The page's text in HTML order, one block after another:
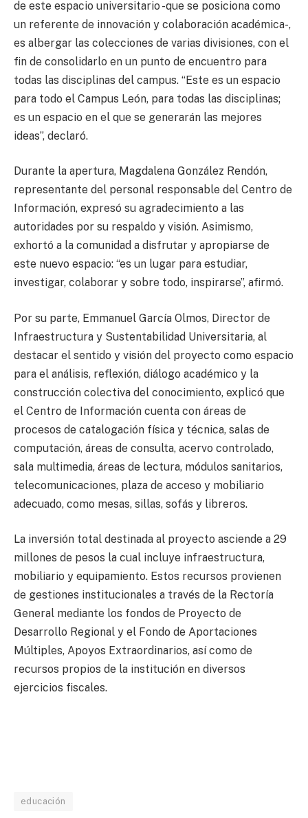
de este espacio universitario -que se posiciona como
un referente de innovación y colaboración académica-,
es albergar las colecciones de varias divisiones, con el
fin de consolidarlo en un punto de encuentro para
todas las disciplinas del campus. “Este es un espacio
para todo el Campus León, para todas las disciplinas;
es un espacio en el que se generarán las mejores
ideas”, declaró.
Durante la apertura, Magdalena González Rendón,
representante del personal responsable del Centro de
Información, expresó su agradecimiento a las
autoridades por su respaldo y visión. Asimismo,
exhortó a la comunidad a disfrutar y apropiarse de
este nuevo espacio: “es un lugar para estudiar,
investigar, colaborar y sobre todo, inspirarse”, afirmó.
Por su parte, Emmanuel García Olmos, Director de
Infraestructura y Sustentabilidad Universitaria, al
destacar el sentido y visión del proyecto como espacio
para el análisis, reflexión, diálogo académico y la
construcción colectiva del conocimiento, explicó que
el Centro de Información cuenta con áreas de
procesos de catalogación física y técnica, salas de
computación, áreas de consulta, acervo controlado,
sala multimedia, áreas de lectura, módulos sanitarios,
telecomunicaciones, plaza de acceso y mobiliario
adecuado, como mesas, sillas, sofás y libreros.
La inversión total destinada al proyecto asciende a 29
millones de pesos la cual incluye infraestructura,
mobiliario y equipamiento. Estos recursos provienen
de gestiones institucionales a través de la Rectoría
General mediante los fondos de Proyecto de
Desarrollo Regional y el Fondo de Aportaciones
Múltiples, Apoyos Extraordinarios, así como de
recursos propios de la institución en diversos
ejercicios fiscales.
educación